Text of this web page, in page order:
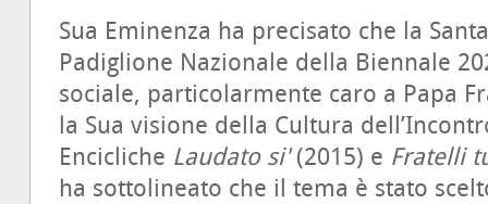
Sua Eminenza ha precisato che la
Padiglione Nazionale della Biennale
sociale, particolarmente caro a Papa
la Sua visione della Cultura
Encicliche Laudato si'(2015) e Fratelli
ha sottolineato che il tema è stato